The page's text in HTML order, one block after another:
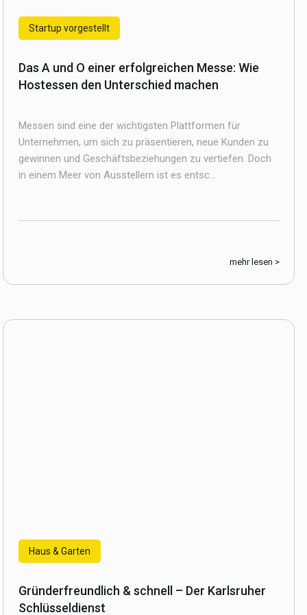
Startup vorgestellt
Das A und O einer erfolgreichen Messe: Wie
Hostessen den Unterschied machen
Messen sind eine der wichtigsten Plattformen für
Unternehmen, um sich zu präsentieren, neue Kunden zu
gewinnen und Geschäftsbeziehungen zu vertiefen. Doch
in einem Meer von Ausstellern ist es entsc...
mehr lesen >
Haus & Garten
Gründerfreundlich & schnell – Der Karlsruher
Schlüsseldienst